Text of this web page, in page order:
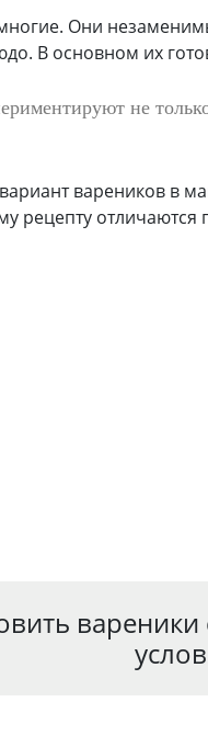
Они
В основном их
не
вареников в
рецепту